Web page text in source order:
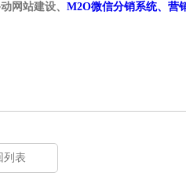
网站建设、 M2O微信分销系统、营
列表